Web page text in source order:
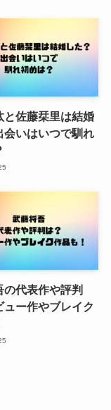
と佐藤栞里は結婚
会いはいつで馴れ
の代表作や評判
ュー作やブレイク